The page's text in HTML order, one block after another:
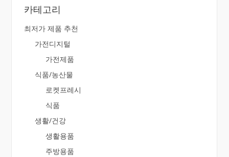
카테고리
최저가 제품 추천
가전디지털
가전제품
식품/농산물
로켓프레시
식품
생활/건강
생활용품
주방용품